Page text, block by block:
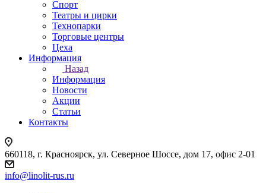
Спорт
Театры и цирки
Технопарки
Торговые центры
Цеха
Информация
Назад
Информация
Новости
Акции
Статьи
Контакты
660118, г. Красноярск, ул. Северное Шоссе, дом 17, офис 2-01
info@linolit-rus.ru